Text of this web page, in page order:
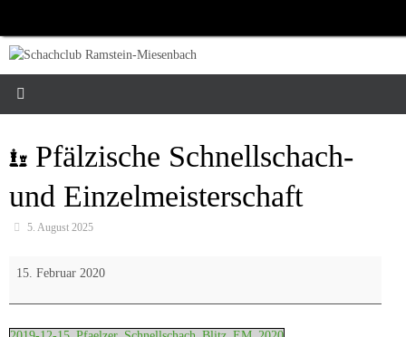
springen
Pfälzische Schnellschach-
und Einzelmeisterschaft
5. August 2025
Pfälzische
und
Einzelmeisterschaft
15. Februar 2020